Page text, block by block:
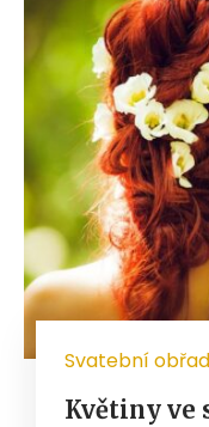
Svatební obřad
Květiny ve